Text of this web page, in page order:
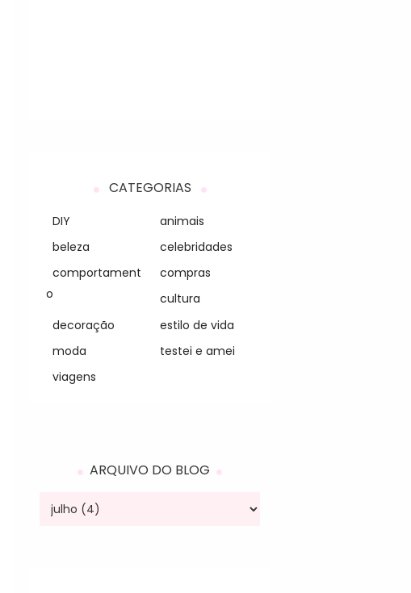
CATEGORIAS
DIY
animais
beleza
celebridades
comportament
o
compras
cultura
decoração
estilo de vida
moda
testei e amei
viagens
ARQUIVO DO BLOG